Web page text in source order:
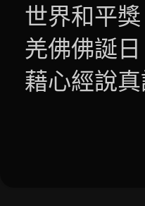
世界和平
羌佛佛誕
藉心經說